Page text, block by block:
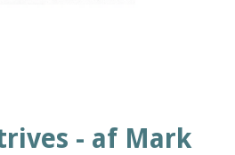
- af Mark